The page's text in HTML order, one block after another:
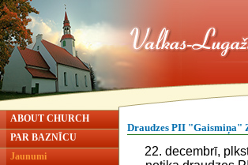
ABOUT CHURCH
PAR BAZNĪCU
Jaunumi
Draudzes PII "Gaismiņa"
22. decembrī,